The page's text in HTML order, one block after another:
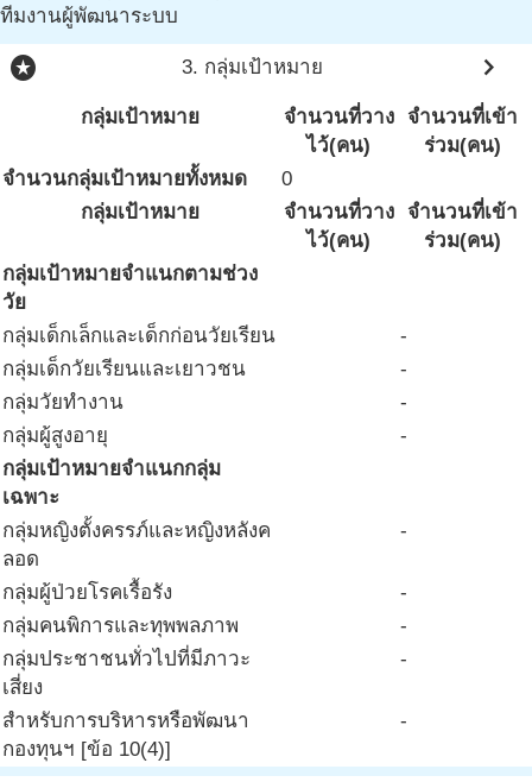
ทีมงานผู้พัฒนาระบบ
stars 3. กลุ่มเป้าหมาย chevron_right
กลุ่มเป้าหมาย
จำนวนที่วาง
ไว้(คน)
จำนวนที่เข้า
ร่วม(คน)
จำนวนกลุ่มเป้าหมายทั้งหมด
0
กลุ่มเป้าหมาย
จำนวนที่วาง
ไว้(คน)
จำนวนที่เข้า
ร่วม(คน)
กลุ่มเป้าหมายจำแนกตามช่วง
วัย
กลุ่มเด็กเล็กและเด็กก่อนวัยเรียน
-
กลุ่มเด็กวัยเรียนและเยาวชน
-
กลุ่มวัยทำงาน
-
กลุ่มผู้สูงอายุ
-
กลุ่มเป้าหมายจำแนกกลุ่ม
เฉพาะ
กลุ่มหญิงตั้งครรภ์และหญิงหลังค
ลอด
-
กลุ่มผู้ป่วยโรคเรื้อรัง
-
กลุ่มคนพิการและทุพพลภาพ
-
กลุ่มประชาชนทั่วไปที่มีภาวะ
เสี่ยง
-
สำหรับการบริหารหรือพัฒนา
กองทุนฯ [ข้อ 10(4)]
-